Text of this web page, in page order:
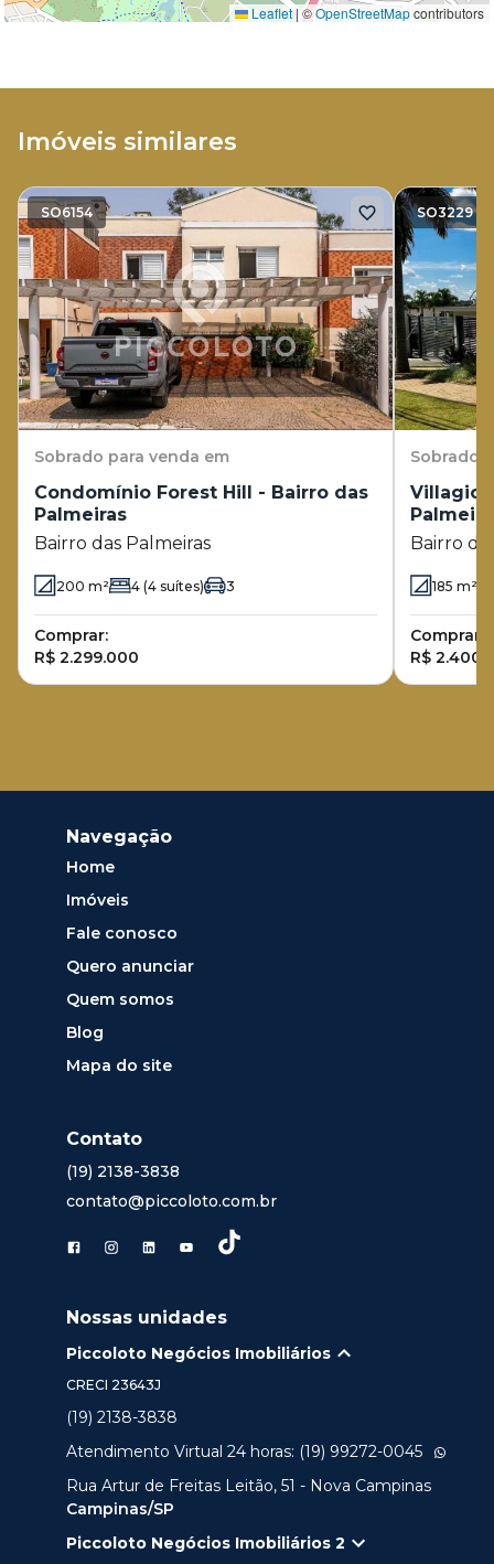
Leaflet | ©OpenStreetMapcontributors
Imóveis similares
SO6154
Sobrado para venda em
Condomínio Forest Hill - Bairro das
Palmeiras
Bairro das Palmeiras
200 m² 4 (4 suítes) 3
Comprar:
R$ 2.299.000
SO3229
Sobrado
Villagio
Bairro
185 m²
Comprar:
R$
Navegação
Home
Imóveis
Fale conosco
Quero anunciar
Quem somos
Blog
Mapa do site
Contato
(19) 2138-3838
contato@piccoloto.com.br
Nossas unidades
Piccoloto Negócios Imobiliários
CRECI 23643J
(19) 2138-3838
Atendimento Virtual 24 horas: (19) 99272-0045
Rua Artur de Freitas Leitão, 51 - Nova Campinas
Campinas/SP
Piccoloto Negócios Imobiliários 2